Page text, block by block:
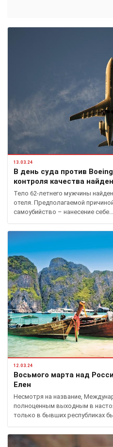
13.03.24
В день суда против
контроля качества
Тело 62-летнего мужчины
отеля. Предполагаемой
самоубийство – нанесение себе…
12.03.24
Восьмого марта над
Елен
Несмотря на название,
полноценным выходным в
только в бывших республиках